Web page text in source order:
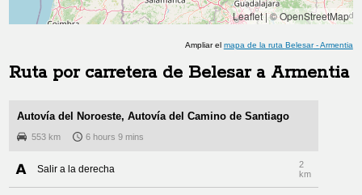
Leaflet|© OpenStreetMap
Ampliar el mapa de la ruta Belesar-Armentia
Ruta por carretera de Belesara Armentia
Autovía del Noroeste, Autovía del Camino de Santiago
553 km 6 hours 9 mins
Salir a la derecha
2
km